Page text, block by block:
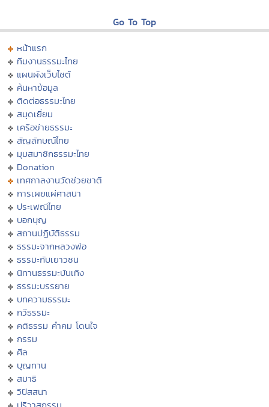
Go To Top
หน้าแรก
ทีมงานธรรมะไทย
แผนผังเว็บไซต์
ค้นหาข้อมูล
ติดต่อธรรมะไทย
สมุดเยี่ยม
เครือข่ายธรรมะ
สัญลักษณ์ไทย
มุมสมาชิกธรรมะไทย
Donation
เทศกาลงานวัดช่วยชาติ
การเผยแผ่ศาสนา
ประเพณีไทย
บอกบุญ
สถานปฏิบัติธรรม
ธรรมะจากหลวงพ่อ
ธรรมะกับเยาวชน
นิทานธรรมะบันเทิง
ธรรมะบรรยาย
บทความธรรมะ
กวีธรรมะ
คติธรรม คำคม โดนใจ
กรรม
ศีล
บุญทาน
สมาธิ
วิปัสสนา